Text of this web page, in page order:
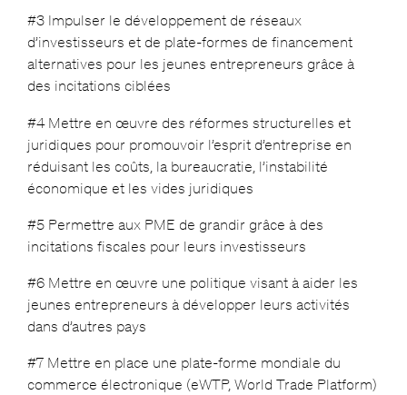
#3 Impulser le développement de réseaux
d’investisseurs et de plate-formes de financement
alternatives pour les jeunes entrepreneurs grâce à
des incitations ciblées
#4 Mettre en œuvre des réformes structurelles et
juridiques pour promouvoir l’esprit d’entreprise en
réduisant les coûts, la bureaucratie, l’instabilité
économique et les vides juridiques
#5 Permettre aux PME de grandir grâce à des
incitations fiscales pour leurs investisseurs
#6 Mettre en œuvre une politique visant à aider les
jeunes entrepreneurs à développer leurs activités
dans d’autres pays
#7 Mettre en place une plate-forme mondiale du
commerce électronique (eWTP, World Trade Platform)